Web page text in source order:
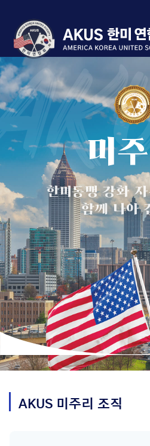
한미동맹 강화
함께 나아
미
AKUS 미주리 조직